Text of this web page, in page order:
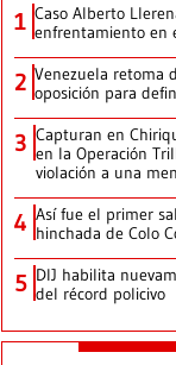
1 Caso Alberto
enfrentamiento en
2 Venezuela retoma
oposición para
3 Capturan en
en la Operación
violación a una
4 Así fue el primer
hinchada de Colo
5 DIJ habilita
del récord policivo